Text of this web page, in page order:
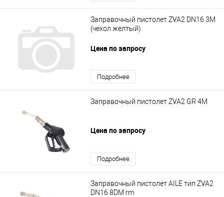
Заправочный пистолет ZVA2 DN16 3M
(чехол желтый)
Цена по запросу
Подробнее
Заправочный пистолет ZVA2 GR 4M
Цена по запросу
Подробнее
Заправочный пистолет AILE тип ZVA2
DN16 8DM rm